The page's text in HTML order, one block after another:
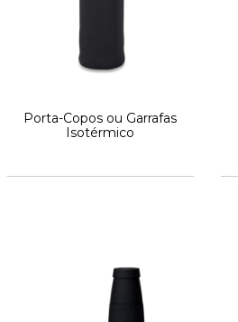
Porta-Copos ou Garrafas
Isotérmico